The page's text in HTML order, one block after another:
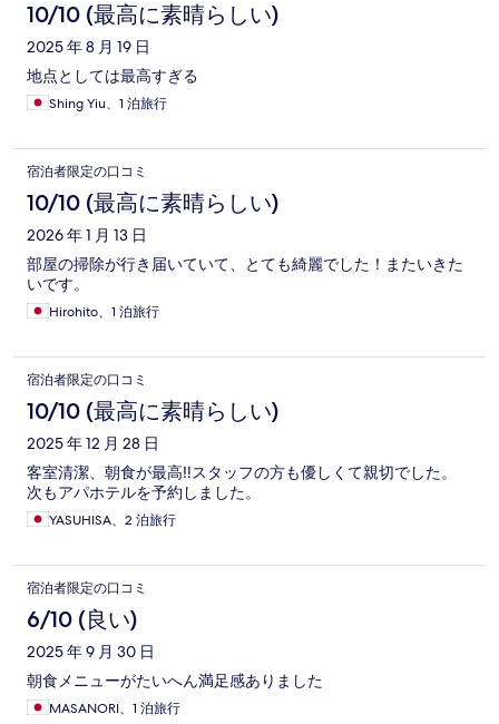
10/10 (最高に素晴らしい)
2025 年 8 月 19 日
地点としては最高すぎる
Shing Yiu、1 泊旅行
宿泊者限定の口コミ
10/10 (最高に素晴らしい)
2026 年 1 月 13 日
部屋の掃除が行き届いていて、とても綺麗でした！またいきた
いです。
Hirohito、1 泊旅行
宿泊者限定の口コミ
10/10 (最高に素晴らしい)
2025 年 12 月 28 日
客室清潔、朝食が最高‼️スタッフの方も優しくて親切でした。
次もアパホテルを予約しました。
YASUHISA、2 泊旅行
宿泊者限定の口コミ
6/10 (良い)
2025 年 9 月 30 日
朝食メニューがたいへん満足感ありました
MASANORI、1 泊旅行